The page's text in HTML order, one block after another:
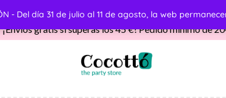
- Del día 31 de julio al 11 de agosto, la web
¡Envíos gratis si superas los 45 €! Pedido mínimo de